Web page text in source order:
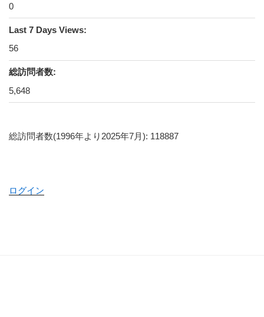
0
Last 7 Days Views:
56
総訪問者数:
5,648
総訪問者数(1996年より2025年7月): 118887
ログイン